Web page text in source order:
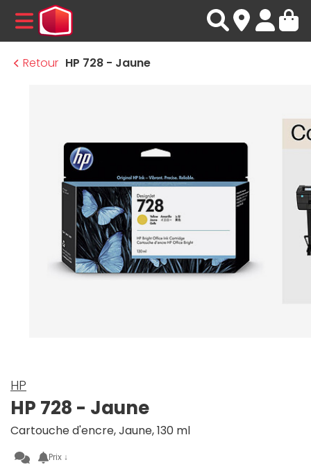
MENU
Retour HP 728 - Jaune
HP
HP 728 - Jaune
Cartouche d'encre, Jaune, 130 ml
Prix ↓